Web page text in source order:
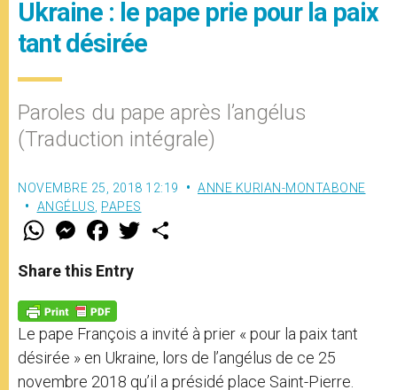
Ukraine : le pape prie pour la paix
tant désirée
Paroles du pape après l’angélus
(Traduction intégrale)
NOVEMBRE 25, 2018 12:19
ANNE KURIAN-MONTABONE
ANGÉLUS PAPES
W
t
s
p
p
M
e
s
e
g
e
r
F
a
e
b
o
k
w
Share this Entry
Le pape François a invité à prier « pour la paix tant
désirée » en Ukraine, lors de l’angélus de ce 25
novembre 2018 qu’il a présidé place Saint-Pierre.